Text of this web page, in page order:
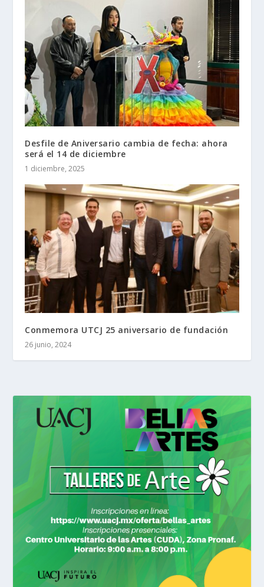
Desfile de Aniversario cambia de fecha: ahora
será el 14 de diciembre
1 diciembre, 2025
Conmemora UTCJ 25 aniversario de fundación
26 junio, 2024